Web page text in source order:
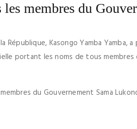
membres du
Kasongo Yamba Yamba, a
portant les noms de tous membres
du Gouvernement Sama